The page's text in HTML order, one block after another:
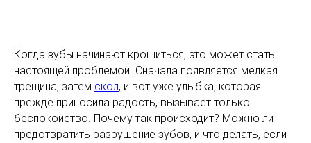
Когда зубы начинают крошиться, это может стать
настоящей проблемой. Сначала появляется мелкая
трещина, затем скол, и вот уже улыбка, которая
прежде приносила радость, вызывает только
беспокойство. Почему так происходит? Можно ли
предотвратить разрушение зубов, и что делать, если